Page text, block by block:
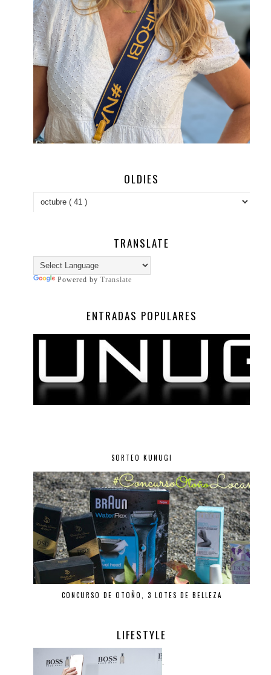
OLDIES
TRANSLATE
Powered by Translate
ENTRADAS POPULARES
SORTEO KUNUGI
CONCURSO DE OTOÑO, 3 LOTES DE BELLEZA
LIFESTYLE
.